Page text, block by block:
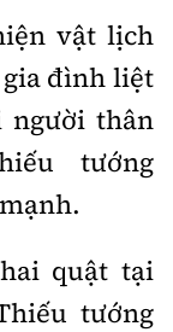
vật lịch
gia đình liệt
người thân
tướng
quật tại
tướng